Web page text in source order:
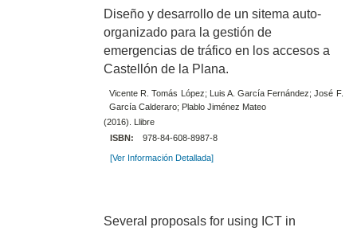
Diseño y desarrollo de un sitema auto-
organizado para la gestión de
emergencias de tráfico en los accesos a
Castellón de la Plana.
Vicente R. Tomás López; Luis A. García Fernández; José F.
García Calderaro; Plablo Jiménez Mateo
(2016). Llibre
ISBN:
978-84-608-8987-8
[Ver Información Detallada]
Several proposals for using ICT in